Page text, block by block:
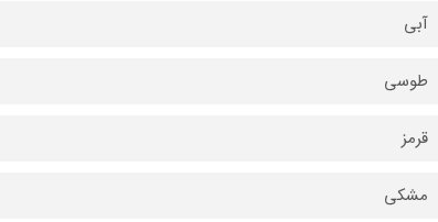
آبی
طوسی
قرمز
مشکی